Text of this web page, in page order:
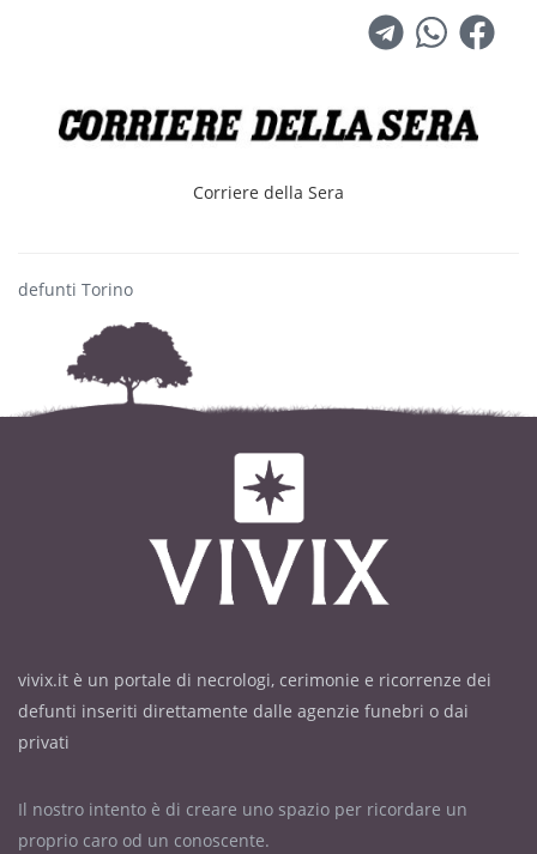
Corriere della Sera
defunti Torino
vivix.it è un portale di necrologi, cerimonie e ricorrenze dei
defunti inseriti direttamente dalle agenzie funebri o dai
privati
Il nostro intento è di creare uno spazio per ricordare un
proprio caro od un conoscente.